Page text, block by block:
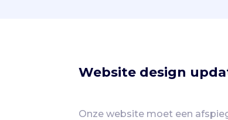
Website design
Onze website moet een